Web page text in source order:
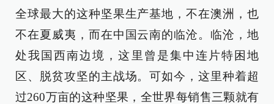
全球最大的这种坚果生产基地，不在澳洲，也
不在夏威夷，而在中国云南的临沧。临沧，地
处我国西南边境，这里曾是集中连片特困地
区、脱贫攻坚的主战场。可如今，这里种着超
过260万亩的这种坚果，全世界每销售三颗就有